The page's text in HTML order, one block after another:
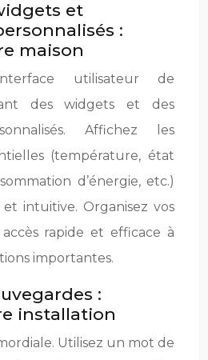
et
:
maison
utilisateur de
des widgets et des
Affichez les
(température, état
d’énergie, etc.)
intuitive. Organisez vos
rapide et efficace à
importantes.
:
installation
Utilisez un mot de